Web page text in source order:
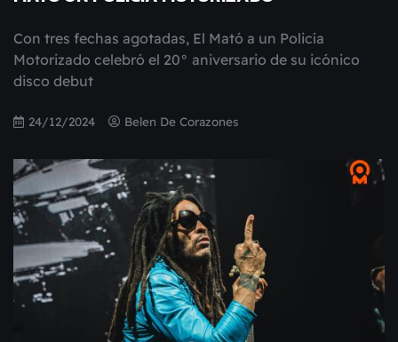
Con tres fechas agotadas, El Mató a un Policía
Motorizado celebró el 20° aniversario de su icónico
disco debut
24/12/2024 Belen De Corazones